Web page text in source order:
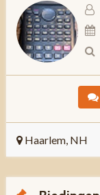
Haarlem, NH